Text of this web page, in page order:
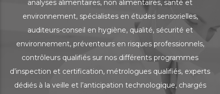
analyses alimentaires, non alimentaires, santé et
environnement, spécialistes en études sensorielles,
auditeurs-conseil en hygiène, qualité, sécurité et
environnement, préventeurs en risques professionnels,
contrôleurs qualifiés sur nos différents programmes
d’inspection et certification, métrologues qualifiés, experts
dédiés à la veille et l’anticipation technologique, chargés